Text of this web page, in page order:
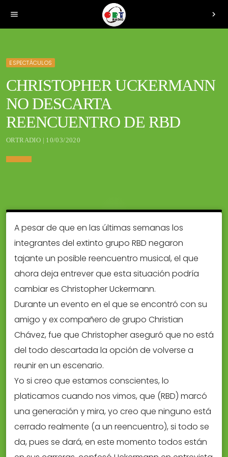
menu chevron_right
ESPECTÁCULOS
CHRISTOPHER UCKERMANN
NO DESCARTA
REENCUENTRO DE RBD
ORTRADIO | 10/03/2020
A pesar de que en las últimas semanas los
integrantes del extinto grupo RBD negaron
tajante un posible reencuentro musical, el que
ahora deja entrever que esta situación podría
cambiar es Christopher Uckermann.
Durante un evento en el que se encontró con su
amigo y ex compañero de grupo Christian
Chávez, fue que Christopher aseguró que no está
del todo descartada la opción de volverse a
reunir en un escenario.
Yo si creo que estamos conscientes, lo
platicamos cuando nos vimos, que (RBD) marcó
una generación y mira, yo creo que ninguno está
cerrado realmente (a un reencuentro), si todo se
da, pues se dará, en este momento todos están